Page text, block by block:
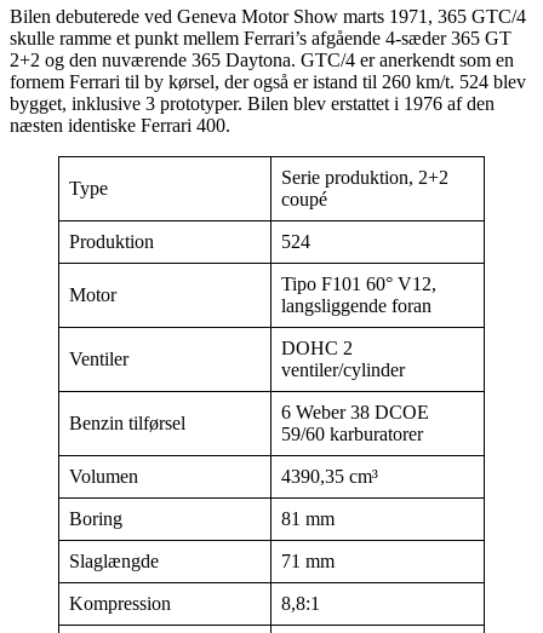
Bilen debuterede ved Geneva Motor Show marts 1971, 365 GTC/4
skulle ramme et punkt mellem Ferrari’s afgående 4-sæder 365 GT
2+2 og den nuværende 365 Daytona. GTC/4 er anerkendt som en
fornem Ferrari til by kørsel, der også er istand til 260 km/t. 524 blev
bygget, inklusive 3 prototyper. Bilen blev erstattet i 1976 af den
næsten identiske Ferrari 400.
Type
Serie produktion, 2+2
coupé
Produktion 524
Motor
Tipo F101 60° V12,
langsliggende foran
Ventiler
DOHC 2
ventiler/cylinder
Benzin tilførsel
6 Weber 38 DCOE
59/60 karburatorer
Volumen 4390,35 cm³
Boring 81 mm
Slaglængde 71 mm
Kompression 8,8:1